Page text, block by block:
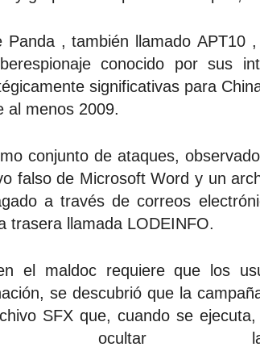
Panda , también llamado APT10
conocido por sus
significativas para
al menos 2009.
conjunto de ataques,
falso de Microsoft Word y un
a través de correos
trasera llamada LODEINFO.
el maldoc requiere que los
se descubrió que la
SFX que, cuando se
ocultar las